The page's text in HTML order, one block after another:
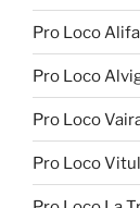
Pro Loco
Pro Loco
Pro Loco
Pro Loco